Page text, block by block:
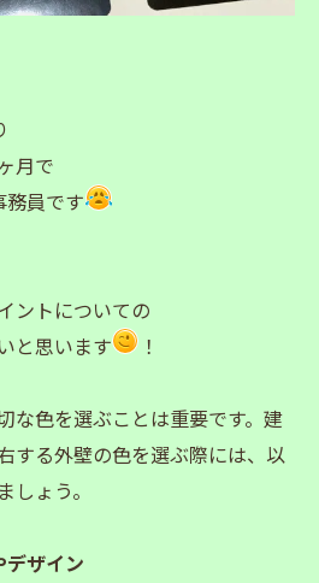
月で
務員です
ントについての
と思います
！
な色を選ぶことは重要です。建
する外壁の色を選ぶ際には、以
ょう。
デザイン